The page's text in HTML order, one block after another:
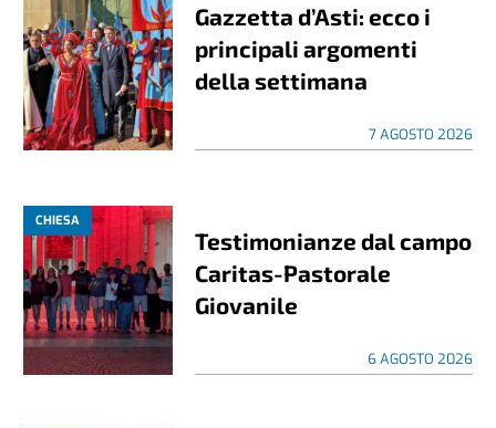
Gazzetta d’Asti: ecco i
principali argomenti
della settimana
7 AGOSTO 2026
CHIESA
Testimonianze dal campo
Caritas-Pastorale
Giovanile
6 AGOSTO 2026